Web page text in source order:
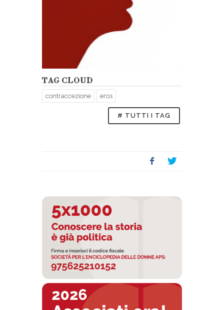
TAG CLOUD
contraccezione eros
# TUTTI I TAG